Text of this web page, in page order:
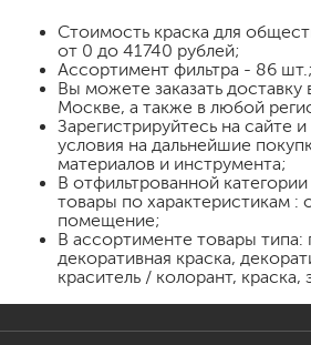
Стоимость краска для
от 0 до 41740 рублей;
Ассортимент фильтра - 86 шт.;
Вы можете заказать доставку
Москве, а также в любой
Зарегистрируйтесь на сайте
условия на дальнейшие
материалов и инструмента;
В отфильтрованной
товары по характеристикам :
помещение;
В ассортименте товары типа:
декоративная краска,
краситель / колорант, краска,